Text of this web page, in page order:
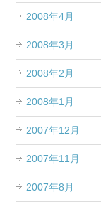
2008年4月
2008年3月
2008年2月
2008年1月
2007年12月
2007年11月
2007年8月